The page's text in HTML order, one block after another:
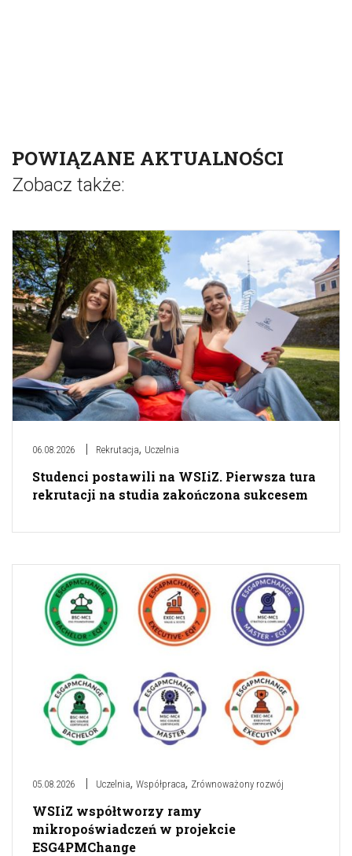
POWIĄZANE AKTUALNOŚCI
Zobacz także:
06.08.2026 Rekrutacja, Uczelnia
Studenci postawili na WSIiZ. Pierwsza tura
rekrutacji na studia zakończona sukcesem
05.08.2026 Uczelnia, Współpraca, Zrównoważony rozwój
WSIiZ współtworzy ramy
mikropoświadczeń w projekcie
ESG4PMChange